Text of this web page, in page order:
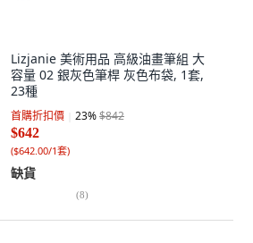
Lizjanie 美術用品 高級油畫筆組 大
容量 02 銀灰色筆桿 灰色布袋, 1套,
23種
首購折扣價 23%$842
$642
($642.00/1套)
缺貨
(8)